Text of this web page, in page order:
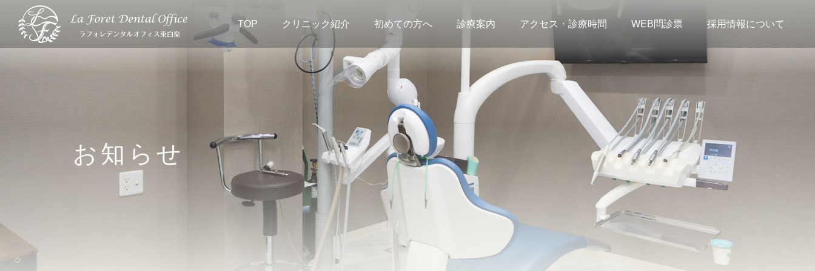
TOP クリニック紹介 初めての方へ 診療案内 アクセス・診療時間 WEB問診票 採用情報について
お知らせ